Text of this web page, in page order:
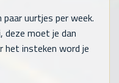
uurtjes per week.
deze moet je dan
het insteken word je